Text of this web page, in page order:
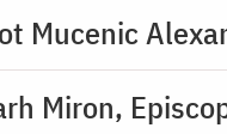
Mucenic
Miron,